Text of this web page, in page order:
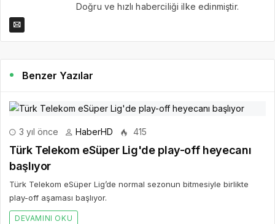
Doğru ve hızlı haberciliği ilke edinmiştir.
Benzer Yazılar
3 yıl önce HaberHD 415
Türk Telekom eSüper Lig'de play-off heyecanı
başlıyor
Türk Telekom eSüper Lig’de normal sezonun bitmesiyle birlikte
play-off aşaması başlıyor.
DEVAMINI OKU